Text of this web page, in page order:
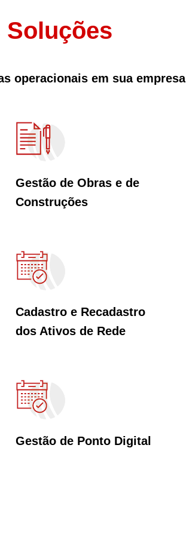
Soluções
operacionais em sua empresa
Gestão de Obras e de
Construções
Cadastro e Recadastro
dos Ativos de Rede
Gestão de Ponto Digital